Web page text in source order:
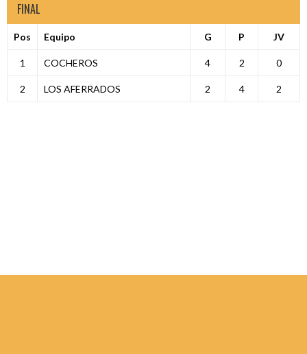
FINAL
Pos Equipo G P JV
1 COCHEROS 4 2 0
2 LOS AFERRADOS 2 4 2